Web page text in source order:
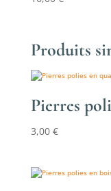
Produits
Pierres
3,00 €